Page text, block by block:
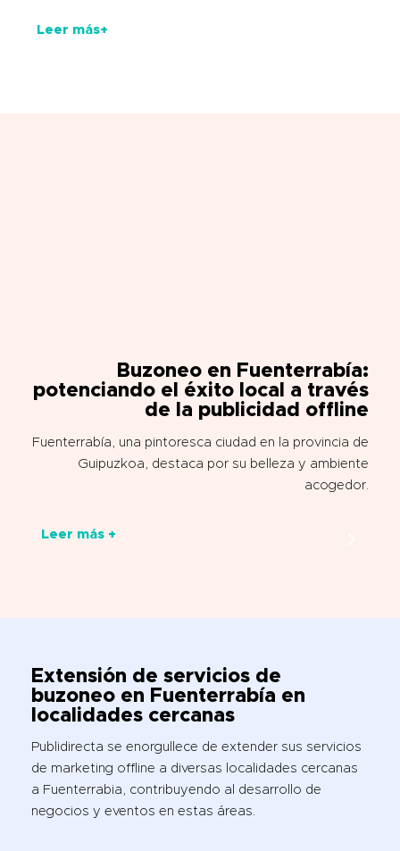
Leer más+
Buzoneo en Fuenterrabía:
potenciando el éxito local a través
de la publicidad offline
Fuenterrabía, una pintoresca ciudad en la provincia de
Guipuzkoa, destaca por su belleza y ambiente
acogedor.
Leer más +
Extensión de servicios de
buzoneo en Fuenterrabía en
localidades cercanas
Publidirecta se enorgullece de extender sus servicios
de marketing offline a diversas localidades cercanas
a Fuenterrabia, contribuyendo al desarrollo de
negocios y eventos en estas áreas.